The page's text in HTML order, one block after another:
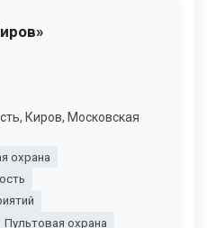
Киров, Московская
охрана
Пультовая охрана